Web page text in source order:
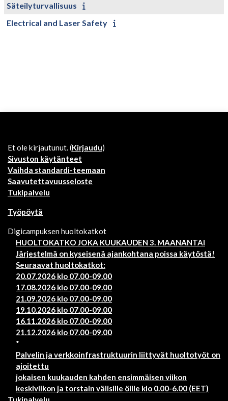
Säteilyturvallisuus
Electrical and Laser Safety
Et ole kirjautunut. (Kirjaudu)
Sivuston käytänteet
Vaihda standardi-teemaan
Saavutettavuusseloste
Tukipalvelu
Työpöytä
Digicampuksen huoltokatkot
HUOLTOKATKO JOKA KUUKAUDEN 3. MAANANTAI
Järjestelmä on kyseisenä ajankohtana poissa käytöstä!
Seuraavat huoltokatkot:
20.07.2026 klo 07.00-09.00
17.08.2026 klo 07.00-09.00
21.09.2026 klo 07.00-09.00
19.10.2026 klo 07.00-09.00
16.11.2026 klo 07.00-09.00
21.12.2026 klo 07.00-09.00
*
Palvelin ja verkkoinfrastruktuurin liittyvät huoltotyöt on
ajoitettu
jokaisen kuukauden kahden ensimmäisen viikon
keskiviikon ja torstain välisille öille klo 0.00-6.00 (EET)